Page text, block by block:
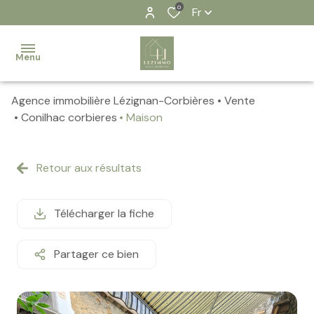
0 Fr
Menu
Accueil
biens
Notre
équipe
actualités
Agence immobilière Lézignan-Corbières
Vente
Conilhac corbieres
Maison
Retour aux résultats
Télécharger la fiche
Partager ce bien